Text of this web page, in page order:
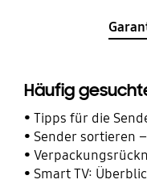
Häufig
Tipps für die
Sender sortieren
Smart TV: